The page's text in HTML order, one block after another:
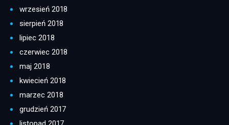
wrzesień 2018
sierpień 2018
lipiec 2018
czerwiec 2018
maj 2018
kwiecień 2018
marzec 2018
grudzień 2017